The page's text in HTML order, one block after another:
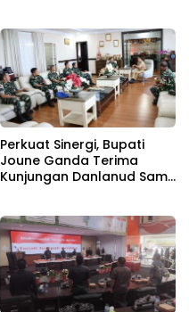
Perkuat Sinergi, Bupati
Joune Ganda Terima
Kunjungan Danlanud Sam